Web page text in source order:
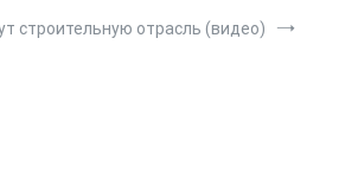
строительную отрасль (видео)